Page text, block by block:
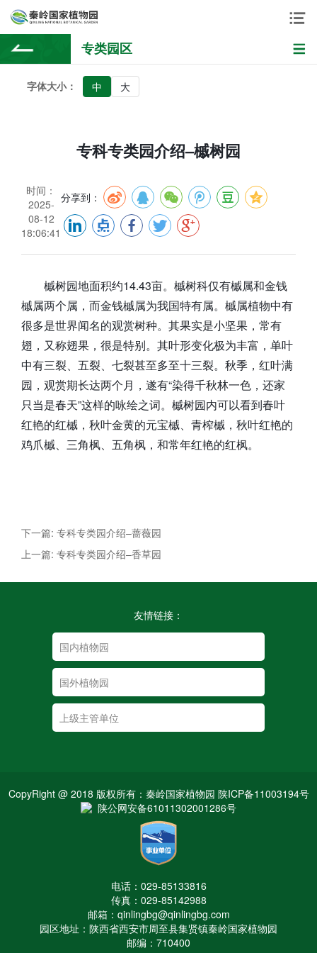
专类园区
字体大小： 中 大
专科专类园介绍–槭树园
时间：
2025-
08-12
18:06:41
分享到：
槭树园地面积约14.43亩。槭树科仅有槭属和金钱
槭属两个属，而金钱槭属为我国特有属。槭属植物中有
很多是世界闻名的观赏树种。其果实是小坚果，常有
翅，又称翅果，很是特别。其叶形变化极为丰富，单叶
中有三裂、五裂、七裂甚至多至十三裂。秋季，红叶满
园，观赏期长达两个月，遂有“染得千秋林一色，还家
只当是春天”这样的咏绘之词。槭树园内可以看到春叶
红艳的红槭，秋叶金黄的元宝槭、青榨槭，秋叶红艳的
鸡爪槭、三角枫、五角枫，和常年红艳的红枫。
下一篇: 专科专类园介绍–蔷薇园
上一篇: 专科专类园介绍–香草园
友情链接：
CopyRight @ 2018 版权所有：秦岭国家植物园 陕ICP备11003194号
陕公网安备61011302001286号
电话：029-85133816
传真：029-85142988
邮箱：qinlingbg@qinlingbg.com
园区地址：陕西省西安市周至县集贤镇秦岭国家植物园
邮编：710400